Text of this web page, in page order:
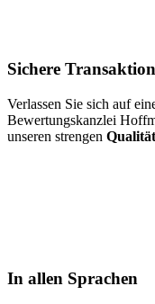
Sichere Transaktion
Verlassen Sie sich auf
Bewertungskanzlei
unseren strengen
In allen Sprachen